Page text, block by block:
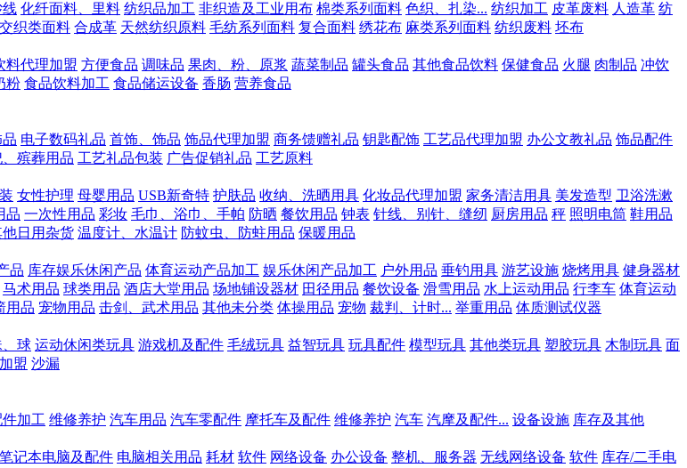
线 化纤面料、里料 纺织品加工 非织造及工业用布 棉类系列面料 色织、扎染... 纺织加工 皮革废料 人造革 纺
织类面料 合成革 天然纺织原料 毛纺系列面料 复合面料 绣花布 麻类系列面料 纺织废料 坯布
料代理加盟 方便食品 调味品 果肉、粉、原浆 蔬菜制品 罐头食品 其他食品饮料 保健食品 火腿 肉制品 冲饮
粉 食品饮料加工 食品储运设备 香肠 营养食品
电子数码礼品 首饰、饰品 饰品代理加盟 商务馈赠礼品 钥匙配饰 工艺品代理加盟 办公文教礼品 饰品配件
殡葬用品 工艺礼品包装 广告促销礼品 工艺原料
女性护理 母婴用品 USB新奇特 护肤品 收纳、洗晒用具 化妆品代理加盟 家务清洁用具 美发造型 卫浴洗漱
品 一次性用品 彩妆 毛巾、浴巾、手帕 防晒 餐饮用品 钟表 针线、别针、缝纫 厨房用品 秤 照明电筒 鞋用品
他日用杂货 温度计、水温计 防蚊虫、防蛀用品 保暖用品
品 库存娱乐休闲产品 体育运动产品加工 娱乐休闲产品加工 户外用品 垂钓用具 游艺设施 烧烤用具 健身器材
马术用品 球类用品 酒店大堂用品 场地铺设器材 田径用品 餐饮设备 滑雪用品 水上运动用品 行李车 体育运动
用品 宠物用品 击剑、武术用品 其他未分类 体操用品 宠物 裁判、计时... 举重用品 体质测试仪器
球 运动休闲类玩具 游戏机及配件 毛绒玩具 益智玩具 玩具配件 模型玩具 其他类玩具 塑胶玩具 木制玩具 面
盟 沙漏
加工 维修养护 汽车用品 汽车零配件 摩托车及配件 维修养护 汽车 汽摩及配件... 设备设施 库存及其他
笔记本电脑及配件 电脑相关用品 耗材 软件 网络设备 办公设备 整机、服务器 无线网络设备 软件 库存/二手电